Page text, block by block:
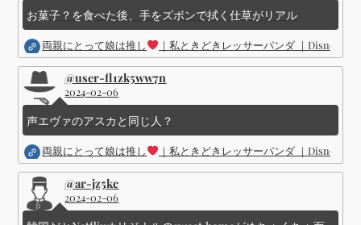
お菓子？を食べた後、手をズボンで拭く仕草がリアル
両親にとって娘は推し ｜私ときどきレッサーパンダ ｜Disney (
@user-fl1zk5ww7n
2024-02-06
声エヴァのアスカと同じ人？
両親にとって娘は推し ｜私ときどきレッサーパンダ ｜Disney (
@ar-jz5kc
2024-02-06